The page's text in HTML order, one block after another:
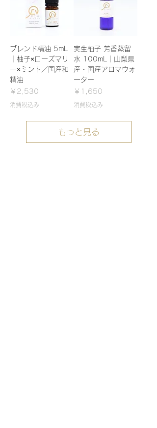
ブレンド精油 5mL
｜柚子×ローズマリ
ー×ミント／国産和
精油
価格
￥2,530
消費税込み
実生柚子 芳香蒸留
水 100mL｜山梨県
産・国産アロマウォ
ーター
価格
￥1,650
消費税込み
もっと見る